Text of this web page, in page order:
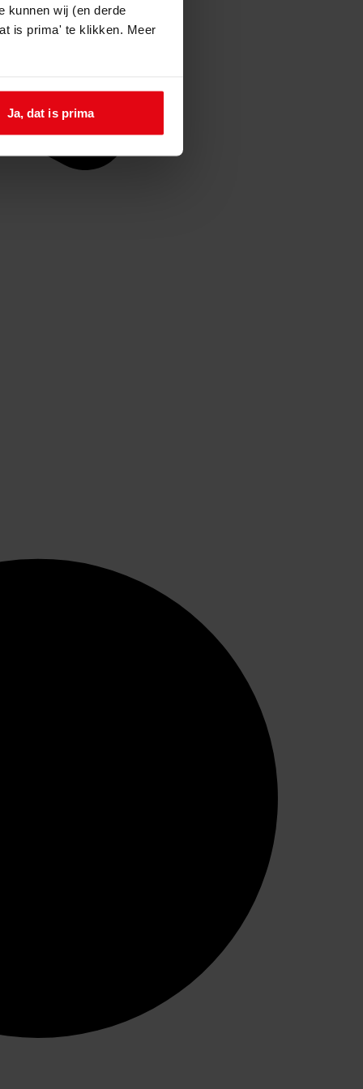
kunnen wij (en derde
is prima' te klikken. Meer
Ja, dat is prima